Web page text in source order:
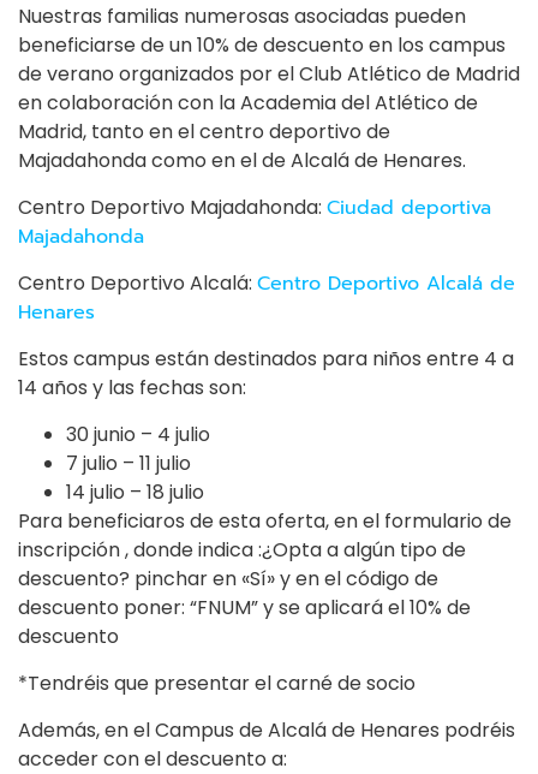
Nuestras familias numerosas asociadas pueden
beneficiarse de un 10% de descuento en los campus
de verano organizados por el Club Atlético de Madrid
en colaboración con la Academia del Atlético de
Madrid, tanto en el centro deportivo de
Majadahonda como en el de Alcalá de Henares.
Centro Deportivo Majadahonda: Ciudad deportiva
Majadahonda
Centro Deportivo Alcalá: Centro Deportivo Alcalá de
Henares
Estos campus están destinados para niños entre 4 a
14 años y las fechas son:
30 junio – 4 julio
7 julio – 11 julio
14 julio – 18 julio
Para beneficiaros de esta oferta, en el formulario de
inscripción , donde indica :¿Opta a algún tipo de
descuento? pinchar en «Sí» y en el código de
descuento poner: “FNUM” y se aplicará el 10% de
descuento
*Tendréis que presentar el carné de socio
Además, en el Campus de Alcalá de Henares podréis
acceder con el descuento a: